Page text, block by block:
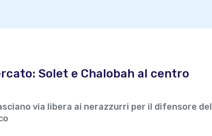
Solet e Chalobah al centro
via libera ai nerazzurri per il difensore del